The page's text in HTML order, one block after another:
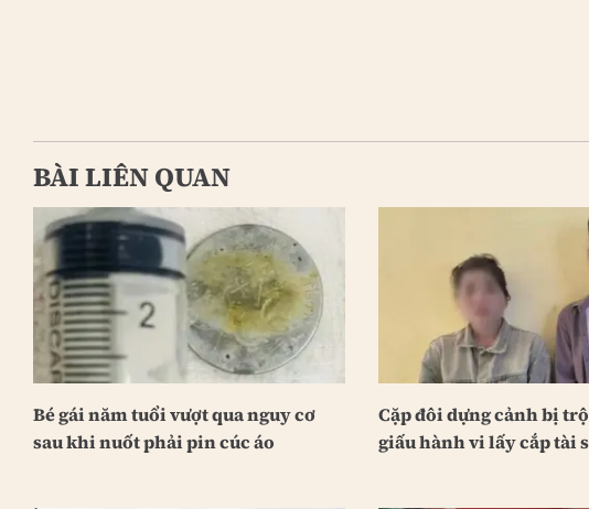
BÀI LIÊN QUAN
Bé gái năm tuổi vượt qua nguy cơ
sau khi nuốt phải pin cúc áo
Cặp đôi dựng cảnh bị
giấu hành vi lấy cắp tài